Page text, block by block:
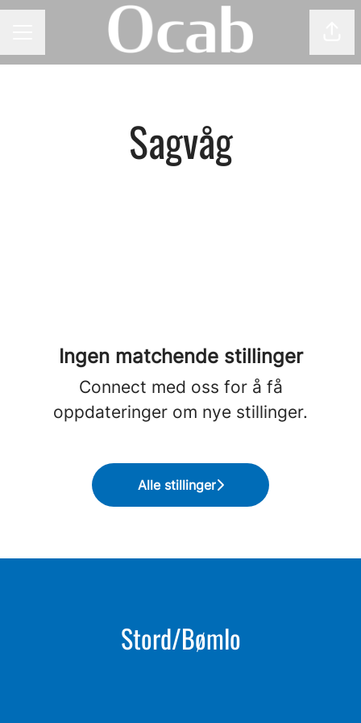
Sagvåg
Ingen matchende stillinger
Connect med oss for å få
oppdateringer om nye stillinger.
Alle stillinger
Stord/Bømlo